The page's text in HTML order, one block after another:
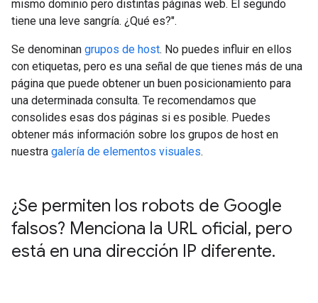
mismo dominio pero distintas páginas web. El segundo
tiene una leve sangría. ¿Qué es?".
Se denominan grupos de host. No puedes influir en ellos
con etiquetas, pero es una señal de que tienes más de una
página que puede obtener un buen posicionamiento para
una determinada consulta. Te recomendamos que
consolides esas dos páginas si es posible. Puedes
obtener más información sobre los grupos de host en
nuestra galería de elementos visuales.
¿Se permiten los robots de Google
falsos? Menciona la URL oficial, pero
está en una dirección IP diferente.